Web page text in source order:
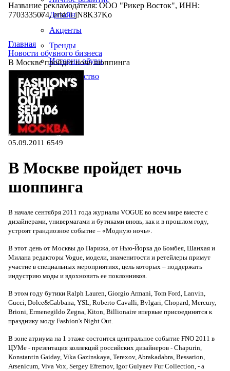
Дизайн
Акценты
Тренды
Истории обуви
Производство
Название рекламодателя: ООО "Рикер Восток", ИНН:
7703335074, erid: LjN8K37Ko
Главная
Новости обувного бизнеса
В Москве пройдет ночь шоппинга
05.09.2011 6549
В Москве пройдет ночь
шоппинга
В начале сентября 2011 года журналы VOGUE во всем мире вместе с
дизайнерами, универмагами и бутиками вновь, как и в прошлом году,
устроят грандиозное событие – «Модную ночь».
В этот день от Москвы до Парижа, от Нью-Йорка до Бомбея, Шанхая и
Милана редакторы Vogue, модели, знаменитости и ретейлеры примут
участие в специальных мероприятиях, цель которых – поддержать
индустрию моды и вдохновить ее поклонников.
В этом году бутики Ralph Lauren, Giorgio Armani, Tom Ford, Lanvin,
Gucci, Dolce&Gabbana, YSL, Roberto Cavalli, Bvlgari, Chopard, Mercury,
Brioni, Ermenegildo Zegna, Kiton, Billionaire впервые присоединятся к
празднику моду Fashion's Night Out.
В зоне атриума на 1 этаже состоится центральное событие FNO 2011 в
ЦУМе - презентация коллекций российских дизайнеров - Chapurin,
Konstantin Gaiday, Vika Gazinskaya, Terexov, Abrakadabra, Bessarion,
Arsenicum, Viva Vox, Sergey Efremov, Igor Gulyaev Fur Collection, - а